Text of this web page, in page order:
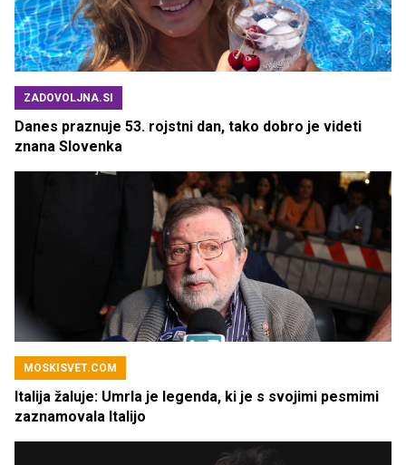
ZADOVOLJNA.SI
Danes praznuje 53. rojstni dan, tako dobro je videti
znana Slovenka
MOSKISVET.COM
Italija žaluje: Umrla je legenda, ki je s svojimi pesmimi
zaznamovala Italijo